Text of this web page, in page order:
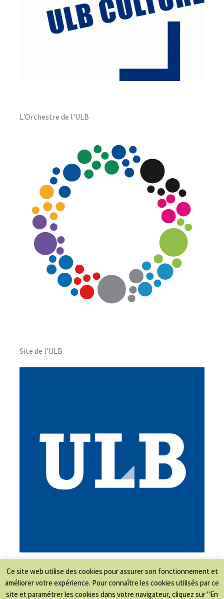
L'Orchestre de l'ULB
Site de l'ULB
Ce site web utilise des cookies pour assurer son fonctionnement et
améliorer votre expérience. Pour connaître les cookies utilisés par ce
site et paramétrer les cookies dans votre navigateur, cliquez sur "En